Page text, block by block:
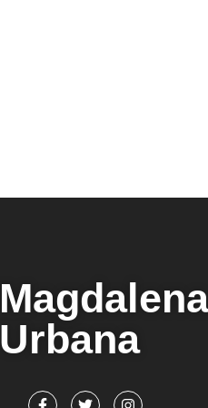
Magdalena
Urbana